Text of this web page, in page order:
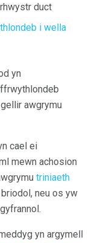
duct
i wella
yn
awgrymu
cael ei
mewn achosion
triniaeth
neu os yw
yn argymell